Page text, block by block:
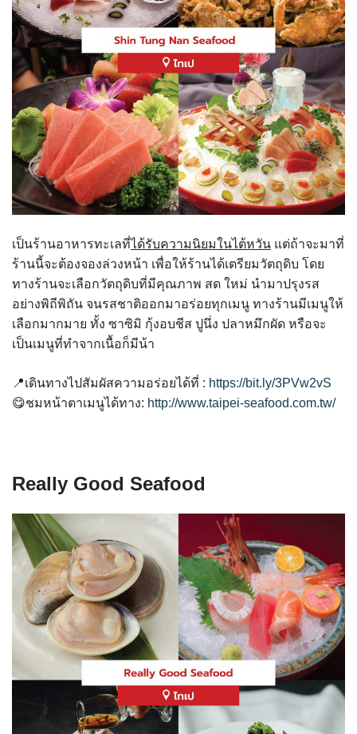
เป็นร้านอาหารทะเลที่ได้รับความนิยมในไต้หวัน แต่ถ้าจะมาที่
ร้านนี้จะต้องจองล่วงหน้า เพื่อให้ร้านได้เตรียมวัตถุดิบ โดย
ทางร้านจะเลือกวัตถุดิบที่มีคุณภาพ สด ใหม่ นำมาปรุงรส
อย่างพิถีพิถัน จนรสชาติออกมาอร่อยทุกเมนู ทางร้านมีเมนูให้
เลือกมากมาย ทั้ง ซาซิมิ กุ้งอบชีส ปูนึ่ง ปลาหมึกผัด หรือจะ
เป็นเมนูที่ทำจากเนื้อก็มีน้า
📍เดินทางไปสัมผัสความอร่อยได้ที่ : https://bit.ly/3PVw2vS
😋ชมหน้าตาเมนูได้ทาง: http://www.taipei-seafood.com.tw/
Really Good Seafood